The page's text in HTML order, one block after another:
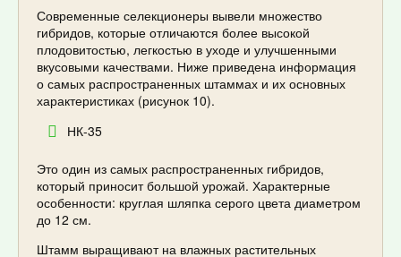
Современные селекционеры вывели множество
гибридов, которые отличаются более высокой
плодовитостью, легкостью в уходе и улучшенными
вкусовыми качествами. Ниже приведена информация
о самых распространенных штаммах и их основных
характеристиках (рисунок 10).
НК-35
Это один из самых распространенных гибридов,
который приносит большой урожай. Характерные
особенности: круглая шляпка серого цвета диаметром
до 12 см.
Штамм выращивают на влажных растительных